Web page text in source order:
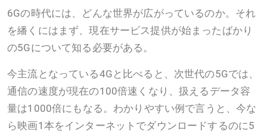
6Gの時代には、どんな世界が広がっているのか。それ
を繙くにはまず、現在サービス提供が始まったばかり
の5Gについて知る必要がある。
今主流となっている4Gと比べると、次世代の5Gでは、
通信の速度が現在の100倍速くなり、扱えるデータ容
量は1000倍にもなる。わかりやすい例で言うと、今な
ら映画1本をインターネットでダウンロードするのに5